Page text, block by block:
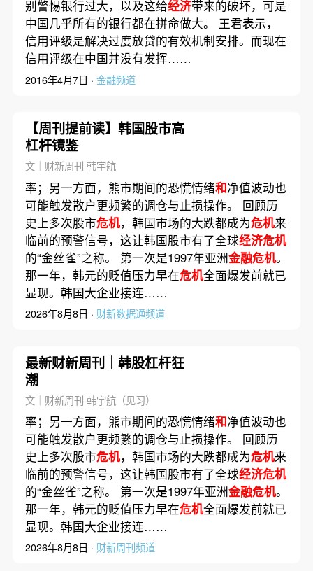
别警惕银行过大，以及这给经济带来的破坏，可是
中国几乎所有的银行都在拼命做大。 王君表示，
信用评级是解决过度放贷的有效机制安排。而现在
信用评级在中国并没有发挥……
2016年4月7日 · 金融频道
【周刊提前读】韩国股市高
杠杆镜鉴
文｜财新周刊 韩宇航
率；另一方面，熊市期间的恐慌情绪和净值波动也
可能触发散户更频繁的调仓与止损操作。 回顾历
史上多次股市危机，韩国市场的大跌都成为危机来
临前的预警信号，这让韩国股市有了全球经济危机
的“金丝雀”之称。 第一次是1997年亚洲金融危机。
那一年，韩元的贬值压力早在危机全面爆发前就已
显现。韩国大企业接连……
2026年8月8日 · 财新数据通频道
最新财新周刊｜韩股杠杆狂
潮
文｜财新周刊 韩宇航（见习）
率；另一方面，熊市期间的恐慌情绪和净值波动也
可能触发散户更频繁的调仓与止损操作。 回顾历
史上多次股市危机，韩国市场的大跌都成为危机来
临前的预警信号，这让韩国股市有了全球经济危机
的“金丝雀”之称。 第一次是1997年亚洲金融危机。
那一年，韩元的贬值压力早在危机全面爆发前就已
显现。韩国大企业接连……
2026年8月8日 · 财新周刊频道